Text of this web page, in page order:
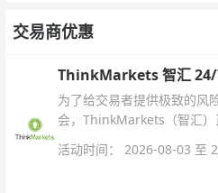
交易商优惠
ThinkMarkets 智汇 24/
为了给交易者提供极致的风
会，ThinkMarkets（智汇）
杆配置、支持软件及交易细
活动时间： 2026-08-03 至